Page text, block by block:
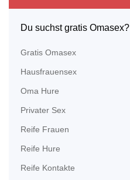
Du suchst gratis Omasex?
Gratis Omasex
Hausfrauensex
Oma Hure
Privater Sex
Reife Frauen
Reife Hure
Reife Kontakte